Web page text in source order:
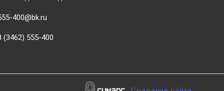
400@bk.ru
(3462) 555-400